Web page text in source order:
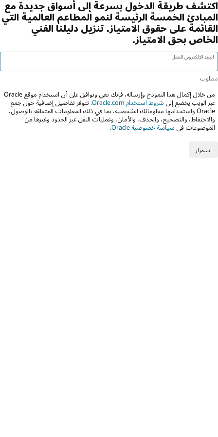
اكتشف طريقة الدخول بسرعة إلى أسواق جديدة مع
المبادئ الخمسة الرئيسة لنمو المطاعم العالمية التي
القائمة على حقوق الامتياز. تنزيل دليلنا الفني
الخاص بحق الامتياز.
البريد الإلكتروني للعمل
من خلال إكمال هذا النموذج وإرساله، فإنك تعي وتوافق على أن استخدام موقع Oracle
عبر الويب يخضع إلى شروط استخدام Oracle.com.
تتوفر تفاصيل إضافية حول جمع
Oracle واستخدامها معلوماتك الشخصية، بما في ذلك المعلومات المتعلقة بالوصول،
والاحتفاظ، والتصحيح، والحذف، والأمان، وعمليات النقل عبر الحدود وغيرها من
الموضوعات في سياسة خصوصية Oracle.
استمرار